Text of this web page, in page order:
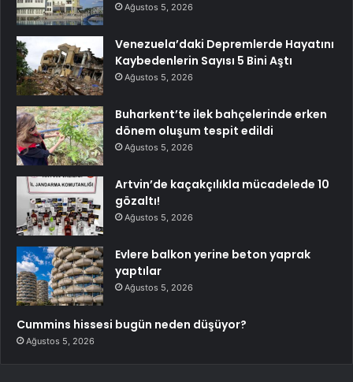
Ağustos 5, 2026
Venezuela’daki Depremlerde Hayatını
Kaybedenlerin Sayısı 5 Bini Aştı
Ağustos 5, 2026
Buharkent’te ilek bahçelerinde erken
dönem oluşum tespit edildi
Ağustos 5, 2026
Artvin’de kaçakçılıkla mücadelede 10
gözaltı!
Ağustos 5, 2026
Evlere balkon yerine beton yaprak
yaptılar
Ağustos 5, 2026
Cummins hissesi bugün neden düşüyor?
Ağustos 5, 2026